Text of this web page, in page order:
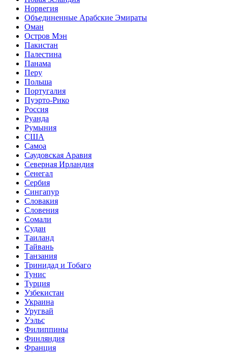
Норвегия
Объединенные Арабские Эмираты
Оман
Остров Мэн
Пакистан
Палестина
Панама
Перу
Польша
Португалия
Пуэрто-Рико
Россия
Руанда
Румыния
США
Самоа
Саудовская Аравия
Северная Ирландия
Сенегал
Сербия
Сингапур
Словакия
Словения
Сомали
Судан
Таиланд
Тайвань
Танзания
Тринидад и Тобаго
Тунис
Турция
Узбекистан
Украина
Уругвай
Уэльс
Филиппины
Финляндия
Франция